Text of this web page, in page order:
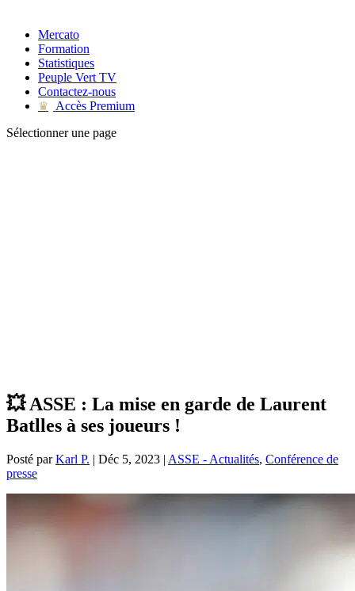
Mercato
Formation
Statistiques
Peuple Vert TV
Contactez-nous
♛
Accès Premium
Sélectionner une page
💥 ASSE : La mise en garde de Laurent
Batlles à ses joueurs !
Posté parKarl P. | Déc 5, 2023 | ASSE - Actualités, Conférence de
presse